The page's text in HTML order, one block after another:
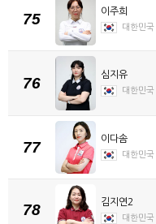
75 이주희
대한민국
76 심지유
대한민국
77 이다솜
대한민국
78 김지연2
대한민국